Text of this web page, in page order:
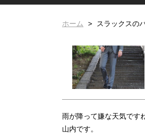
ホーム スラックスの
雨が降って嫌な天気です
山内です。